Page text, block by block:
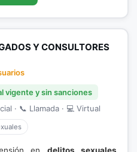
Y CONSULTORES
vigente y sin sanciones
· 📞 Llamada · 💻 Virtual